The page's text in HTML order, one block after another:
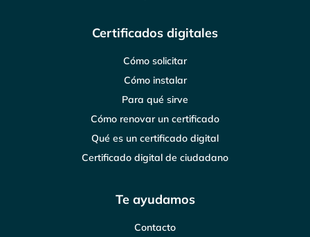
Certificados digitales
Cómo solicitar
Cómo instalar
Para qué sirve
Cómo renovar un certificado
Qué es un certificado digital
Certificado digital de ciudadano
Te ayudamos
Contacto